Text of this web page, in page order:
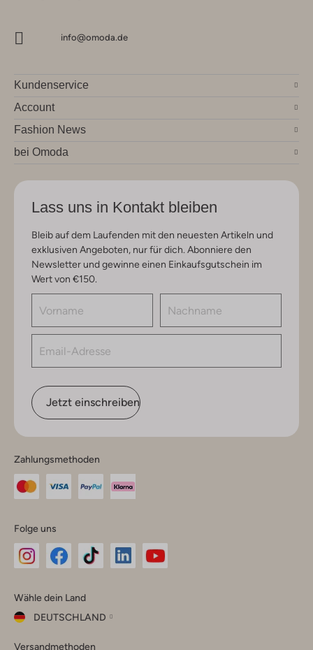
info@omoda.de
Kundenservice
Account
Fashion News
bei Omoda
Lass uns in Kontakt bleiben
Bleib auf dem Laufenden mit den neuesten Artikeln und
exklusiven Angeboten, nur für dich. Abonniere den
Newsletter und gewinne einen Einkaufsgutschein im
Wert von €150.
Jetzt einschreiben
Zahlungsmethoden
Folge uns
Instagram
Facebook
TikTok
Wähle dein Land
DEUTSCHLAND
dein
Versandmethoden